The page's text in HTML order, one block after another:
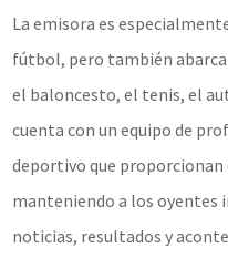
La emisora es
fútbol, pero también
el baloncesto, el tenis, el
cuenta con un equipo de
deportivo que proporcionan
manteniendo a los oyentes
noticias, resultados y